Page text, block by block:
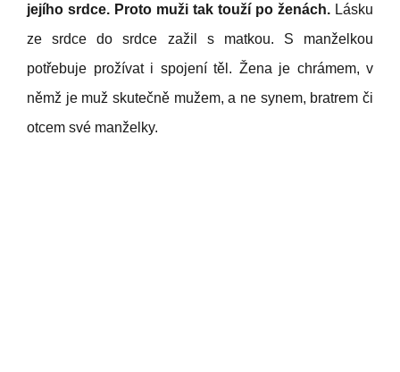
jejího srdce. Proto muži tak touží po ženách. Lásku
ze srdce do srdce zažil s matkou. S manželkou
potřebuje prožívat i spojení těl. Žena je chrámem, v
němž je muž skutečně mužem, a ne synem, bratrem či
otcem své manželky.